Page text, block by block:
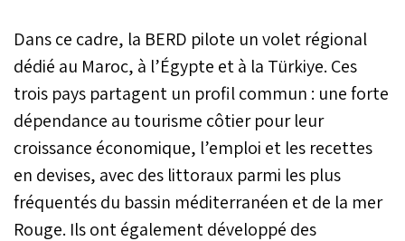
hausse de 3%, selon la
Direction des études et
des prévisions financières
(DEPF).
Dans ce cadre, la BERD pilote un volet régional
dédié au Maroc, à l’Égypte et à la Türkiye. Ces
trois pays partagent un profil commun : une forte
dépendance au tourisme côtier pour leur
croissance économique, l’emploi et les recettes
en devises, avec des littoraux parmi les plus
fréquentés du bassin méditerranéen et de la mer
Rouge. Ils ont également développé des